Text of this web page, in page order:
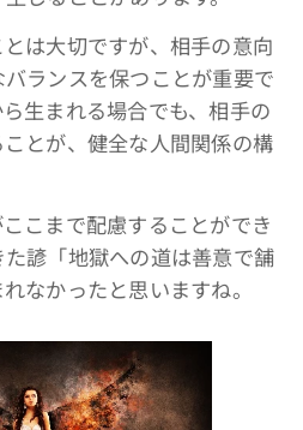
は大切ですが、相手の意向
ランスを保つことが重要で
生まれる場合でも、相手の
とが、健全な人間関係の構
こまで配慮することができ
諺「地獄への道は善意で舗
なかったと思いますね。